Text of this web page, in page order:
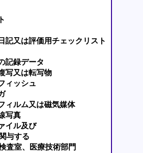
記又は評価用チェックリスト
記録データ
写又は転写物
ィッシュ
ィルム又は磁気媒体
写真
イル及び
する
室、医療技術部門